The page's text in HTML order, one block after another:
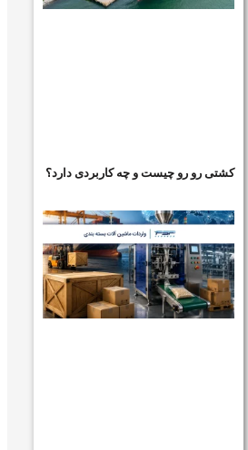
کشتی رو رو چیست و چه کاربردی دارد؟